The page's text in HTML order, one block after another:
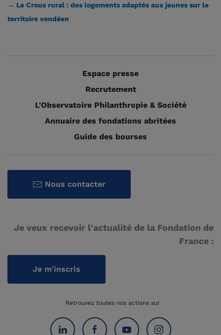
→ Le Crous rural : des logements adaptés aux jeunes sur le
territoire vendéen
Espace presse
Recrutement
L'Observatoire Philanthropie & Société
Annuaire des fondations abritées
Guide des bourses
Nous contacter
Je veux recevoir l'actualité de la Fondation de
France :
Je m'inscris
Retrouvez toutes nos actions sur